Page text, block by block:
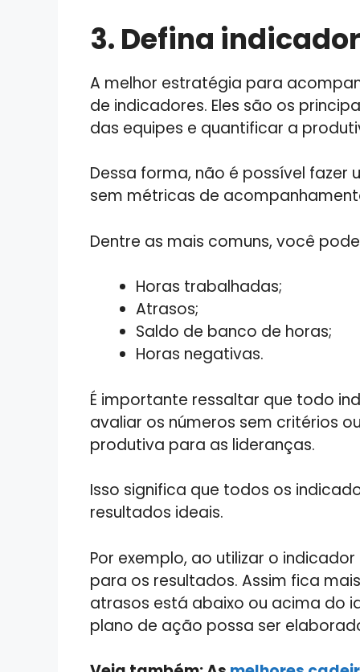
3. Defina
A melhor estratégia para
de indicadores. Eles são os
das equipes e quantificar a
Dessa forma, não é possível
sem métricas de
Dentre as mais comuns, você
Horas trabalhadas;
Atrasos;
Saldo de banco de horas;
Horas negativas.
É importante ressaltar que todo
avaliar os números sem critérios
produtiva para as lideranças.
Isso significa que todos os
resultados ideais.
Por exemplo, ao utilizar o
para os resultados. Assim fica
atrasos está abaixo ou acima do
plano de ação possa ser